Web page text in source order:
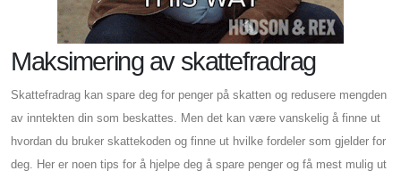
Maksimering av skattefradrag
Skattefradrag kan spare deg for penger på skatten og redusere mengden
av inntekten din som beskattes. Men det kan være vanskelig å finne ut
hvordan du bruker skattekoden og finne ut hvilke fordeler som gjelder for
deg. Her er noen tips for å hjelpe deg å spare penger og få mest mulig ut